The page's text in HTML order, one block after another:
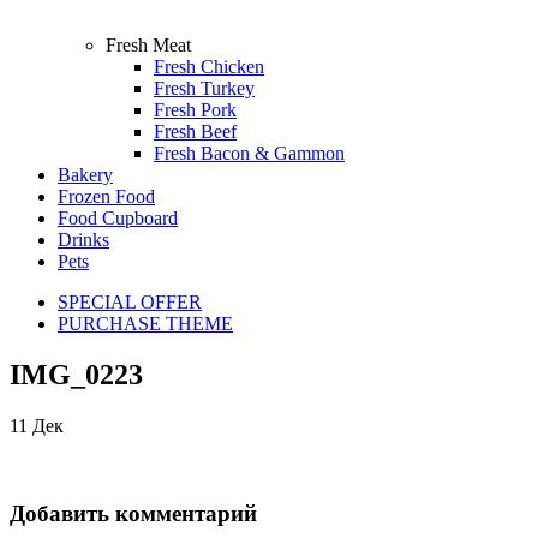
Fresh Meat
Fresh Chicken
Fresh Turkey
Fresh Pork
Fresh Beef
Fresh Bacon & Gammon
Bakery
Frozen Food
Food Cupboard
Drinks
Pets
SPECIAL OFFER
PURCHASE THEME
IMG_0223
11 Дек
Добавить комментарий